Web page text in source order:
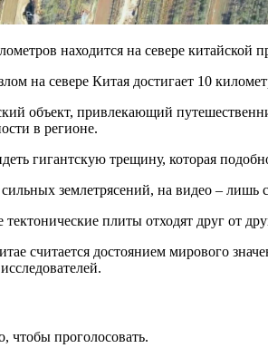
находится на севере китайской
на севере Китая достигает 10
объект, привлекающий
в регионе.
гигантскую трещину, которая
землетрясений, на видео –
тектонические плиты отходят друг от
считается достоянием мирового
чтобы проголосовать.